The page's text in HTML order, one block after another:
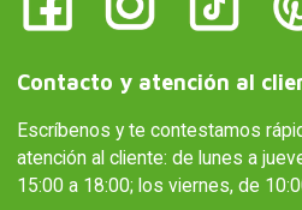
Contacto y atención al
Escríbenos y te contestamos
atención al cliente: de lunes a
15:00 a 18:00; los viernes, de